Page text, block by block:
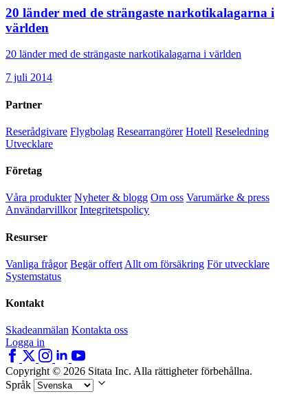
20 länder med de strängaste narkotikalagarna i
världen
20 länder med de strängaste narkotikalagarna i världen
7 juli 2014
Partner
Reserådgivare Flygbolag Researrangörer Hotell Reseledning
Utvecklare
Företag
Våra produkter Nyheter & blogg Om oss Varumärke & press
Användarvillkor Integritetspolicy
Resurser
Vanliga frågor Begär offert Allt om försäkring För utvecklare
Systemstatus
Kontakt
Skadeanmälan Kontakta oss
Logga in
Copyright © 2026 Sitata Inc. Alla rättigheter förbehållna.
Språk